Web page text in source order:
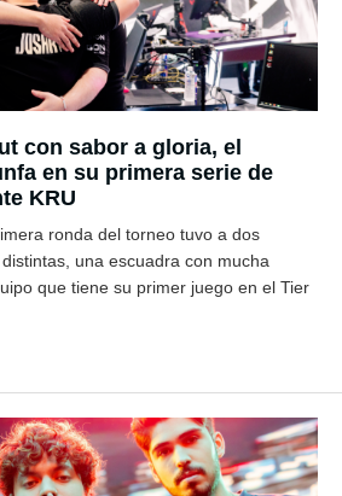
con sabor a gloria, el
en su primera serie de
KRU
ronda del torneo tuvo a dos
una escuadra con mucha
que tiene su primer juego en el Tier